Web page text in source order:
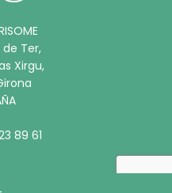
Ter,
Xirgu,
89 61